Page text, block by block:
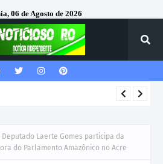
06 de Agosto de 2026
Deputado Laerte Gomes participa da
do Parlamento Amazônico no Acre